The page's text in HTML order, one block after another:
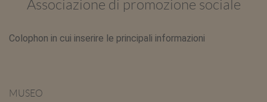
Associazione di promozione sociale
Colophon in cui inserire le principali informazioni
MUSEO